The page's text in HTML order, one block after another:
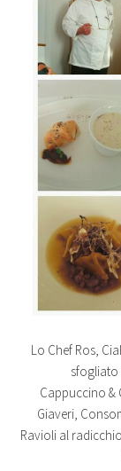
Lo Chef Ros,
sfogliato
Cappuccino &
Giaveri,
Ravioli al